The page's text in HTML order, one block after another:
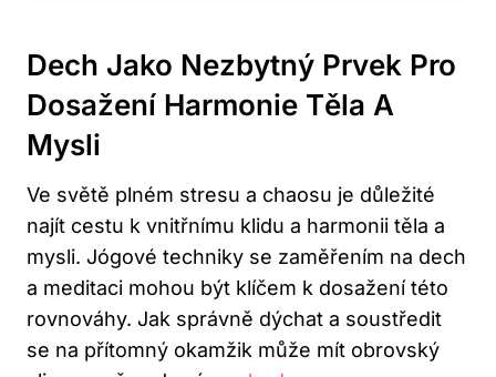
Dech Jako Nezbytný Prvek Pro
Dosažení Harmonie Těla A
Mysli
Ve světě plném stresu a chaosu je důležité
najít cestu k vnitřnímu klidu a harmonii těla a
mysli. Jógové techniky se zaměřením na dech
a meditaci mohou být klíčem k dosažení této
rovnováhy. Jak správně dýchat a soustředit
se na přítomný okamžik může mít obrovský